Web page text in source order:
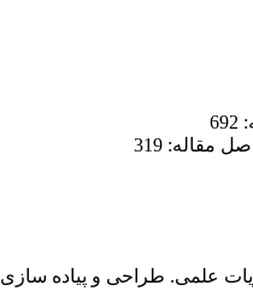
مقاله: 319
علمی. طراحی و پیاده سازی